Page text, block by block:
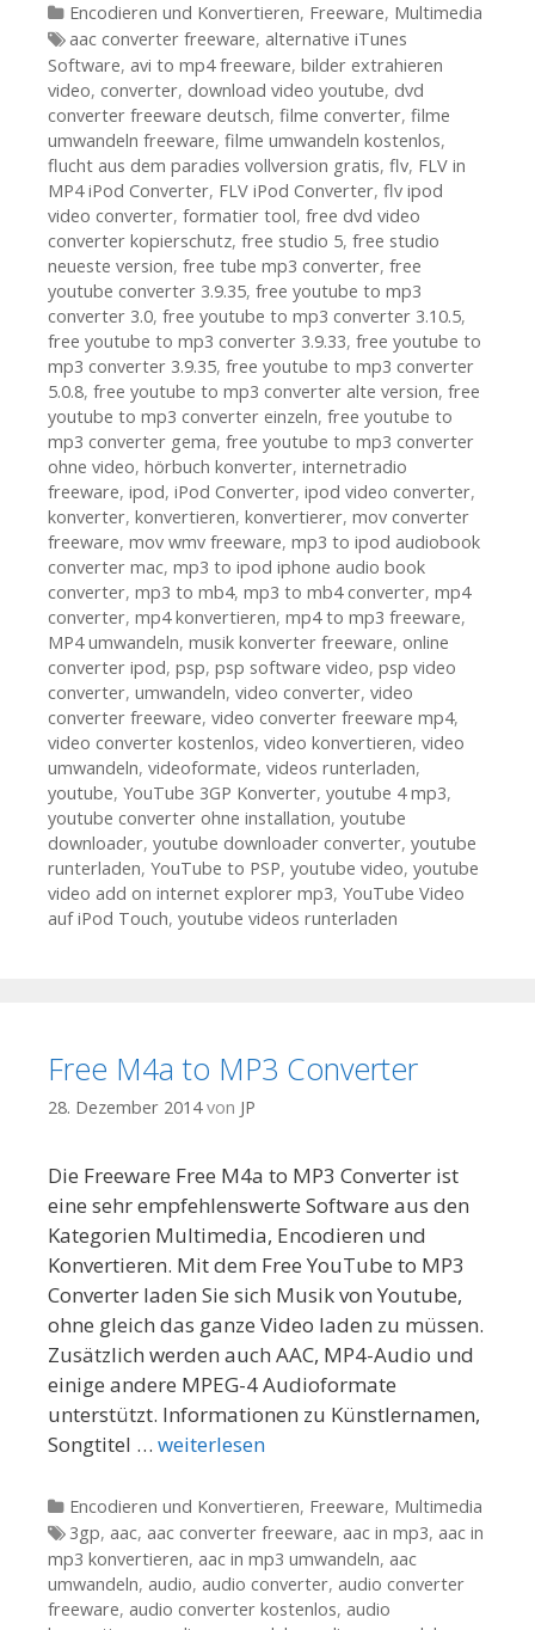
Kategorien
Encodieren und Konvertieren, Freeware, Multimedia
Tags
aac converter freeware, alternative iTunes
Software, avi to mp4 freeware, bilder extrahieren
video, converter, download video youtube, dvd
converter freeware deutsch, filme converter, filme
umwandeln freeware, filme umwandeln kostenlos,
flucht aus dem paradies vollversion gratis, flv, FLV in
MP4 iPod Converter, FLV iPod Converter, flv ipod
video converter, formatier tool, free dvd video
converter kopierschutz, free studio 5, free studio
neueste version, free tube mp3 converter, free
youtube converter 3.9.35, free youtube to mp3
converter 3.0, free youtube to mp3 converter 3.10.5,
free youtube to mp3 converter 3.9.33, free youtube to
mp3 converter 3.9.35, free youtube to mp3 converter
5.0.8, free youtube to mp3 converter alte version, free
youtube to mp3 converter einzeln, free youtube to
mp3 converter gema, free youtube to mp3 converter
ohne video, hörbuch konverter, internetradio
freeware, ipod, iPod Converter, ipod video converter,
konverter, konvertieren, konvertierer, mov converter
freeware, mov wmv freeware, mp3 to ipod audiobook
converter mac, mp3 to ipod iphone audio book
converter, mp3 to mb4, mp3 to mb4 converter, mp4
converter, mp4 konvertieren, mp4 to mp3 freeware,
MP4 umwandeln, musik konverter freeware, online
converter ipod, psp, psp software video, psp video
converter, umwandeln, video converter, video
converter freeware, video converter freeware mp4,
video converter kostenlos, video konvertieren, video
umwandeln, videoformate, videos runterladen,
youtube, YouTube 3GP Konverter, youtube 4 mp3,
youtube converter ohne installation, youtube
downloader, youtube downloader converter, youtube
runterladen, YouTube to PSP, youtube video, youtube
video add on internet explorer mp3, YouTube Video
auf iPod Touch, youtube videos runterladen
Free M4a to MP3 Converter
28. Dezember 2014 von JP
Die Freeware Free M4a to MP3 Converter ist
eine sehr empfehlenswerte Software aus den
Kategorien Multimedia, Encodieren und
Konvertieren. Mit dem Free YouTube to MP3
Converter laden Sie sich Musik von Youtube,
ohne gleich das ganze Video laden zu müssen.
Zusätzlich werden auch AAC, MP4-Audio und
einige andere MPEG-4 Audioformate
unterstützt. Informationen zu Künstlernamen,
Songtitel … weiterlesen
Kategorien
Encodieren und Konvertieren, Freeware, Multimedia
Tags
3gp, aac, aac converter freeware, aac in mp3, aac in
mp3 konvertieren, aac in mp3 umwandeln, aac
umwandeln, audio, audio converter, audio converter
freeware, audio converter kostenlos, audio